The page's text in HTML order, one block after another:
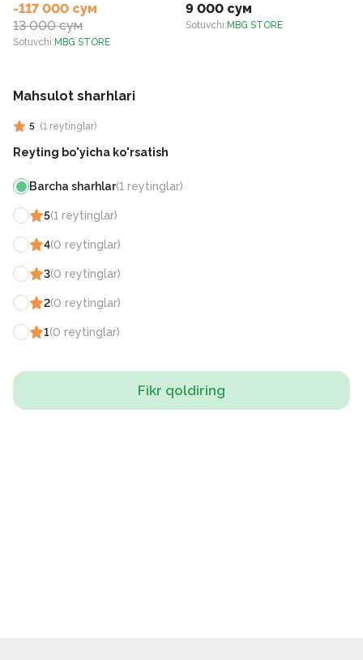
-117 000 сум
13 000 сум
Sotuvchi: MBG STORE
9 000 сум
Sotuvchi: MBG STORE
Mahsulot sharhlari
5 (1 reytinglar)
Reyting bo'yicha ko'rsatish
Barcha sharhlar(1 reytinglar)
5(1 reytinglar)
4(0 reytinglar)
3(0 reytinglar)
2(0 reytinglar)
1(0 reytinglar)
Fikr qoldiring